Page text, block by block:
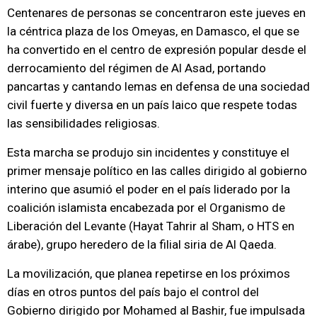
Centenares de personas se concentraron este jueves en
la céntrica plaza de los Omeyas, en Damasco, el que se
ha convertido en el centro de expresión popular desde el
derrocamiento del régimen de Al Asad, portando
pancartas y cantando lemas en defensa de una sociedad
civil fuerte y diversa en un país laico que respete todas
las sensibilidades religiosas.
Esta marcha se produjo sin incidentes y constituye el
primer mensaje político en las calles dirigido al gobierno
interino que asumió el poder en el país liderado por la
coalición islamista encabezada por el Organismo de
Liberación del Levante (Hayat Tahrir al Sham, o HTS en
árabe), grupo heredero de la filial siria de Al Qaeda.
La movilización, que planea repetirse en los próximos
días en otros puntos del país bajo el control del
Gobierno dirigido por Mohamed al Bashir, fue impulsada